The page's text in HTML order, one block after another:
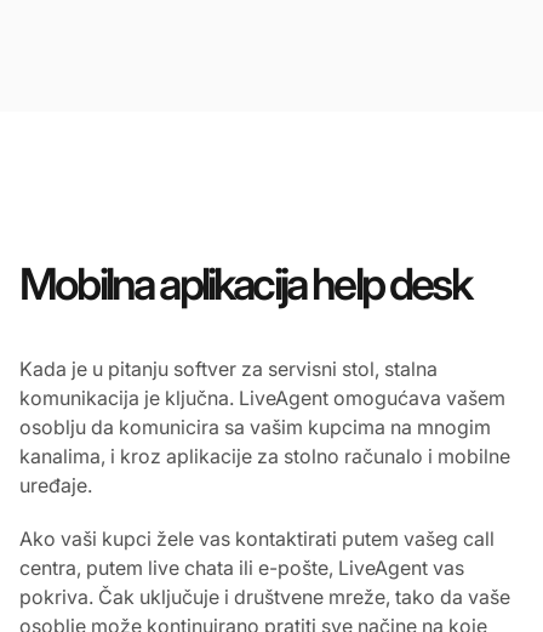
Mobilna aplikacija help desk
Kada je u pitanju softver za servisni stol, stalna
komunikacija je ključna. LiveAgent omogućava vašem
osoblju da komunicira sa vašim kupcima na mnogim
kanalima, i kroz aplikacije za stolno računalo i mobilne
uređaje.
Ako vaši kupci žele vas kontaktirati putem vašeg call
centra, putem live chata ili e-pošte, LiveAgent vas
pokriva. Čak uključuje i društvene mreže, tako da vaše
osoblje može kontinuirano pratiti sve načine na koje